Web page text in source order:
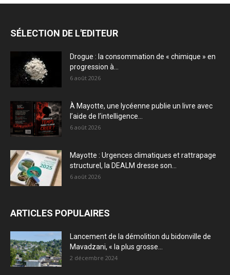
SÉLECTION DE L'EDITEUR
Drogue : la consommation de « chimique » en
progression à...
6 août 2026
À Mayotte, une lycéenne publie un livre avec
l’aide de l’intelligence...
6 août 2026
Mayotte : Urgences climatiques et rattrapage
structurel, la DEALM dresse son...
6 août 2026
ARTICLES POPULAIRES
Lancement de la démolition du bidonville de
Mavadzani, « la plus grosse...
2 décembre 2024